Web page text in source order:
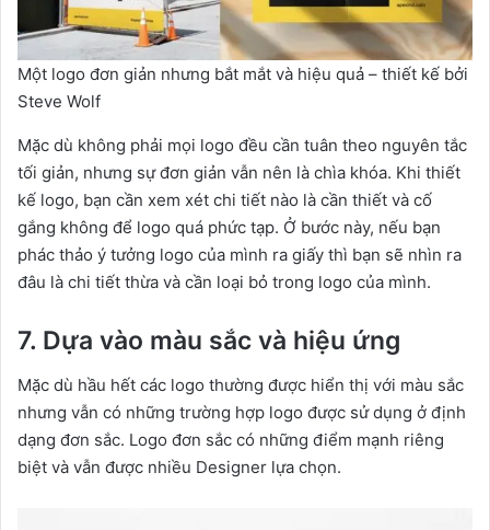
Một logo đơn giản nhưng bắt mắt và hiệu quả – thiết kế bởi
Steve Wolf
Mặc dù không phải mọi logo đều cần tuân theo nguyên tắc
tối giản, nhưng sự đơn giản vẫn nên là chìa khóa. Khi thiết
kế logo, bạn cần xem xét chi tiết nào là cần thiết và cố
gắng không để logo quá phức tạp. Ở bước này, nếu bạn
phác thảo ý tưởng logo của mình ra giấy thì bạn sẽ nhìn ra
đâu là chi tiết thừa và cần loại bỏ trong logo của mình.
7. Dựa vào màu sắc và hiệu ứng
Mặc dù hầu hết các logo thường được hiển thị với màu sắc
nhưng vẫn có những trường hợp logo được sử dụng ở định
dạng đơn sắc. Logo đơn sắc có những điểm mạnh riêng
biệt và vẫn được nhiều Designer lựa chọn.